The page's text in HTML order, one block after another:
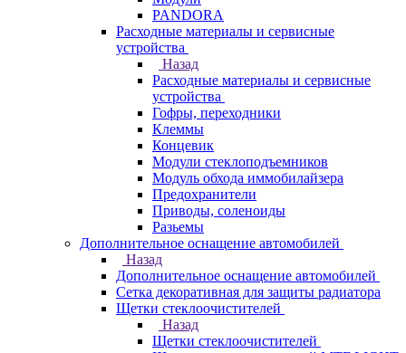
PANDORA
Расходные материалы и сервисные
устройства
Назад
Расходные материалы и сервисные
устройства
Гофры, переходники
Клеммы
Концевик
Модули стеклоподъемников
Модуль обхода иммобилайзера
Предохранители
Приводы, соленоиды
Разьемы
Дополнительное оснащение автомобилей
Назад
Дополнительное оснащение автомобилей
Сетка декоративная для защиты радиатора
Щетки стеклоочистителей
Назад
Щетки стеклоочистителей